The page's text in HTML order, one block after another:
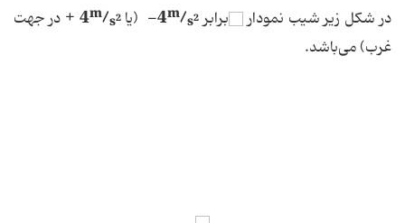
در شكل زیر شیب نمودار برابر -4m/s2 (یا 4m/s2
+ در جهت
غرب) می‌باشد.